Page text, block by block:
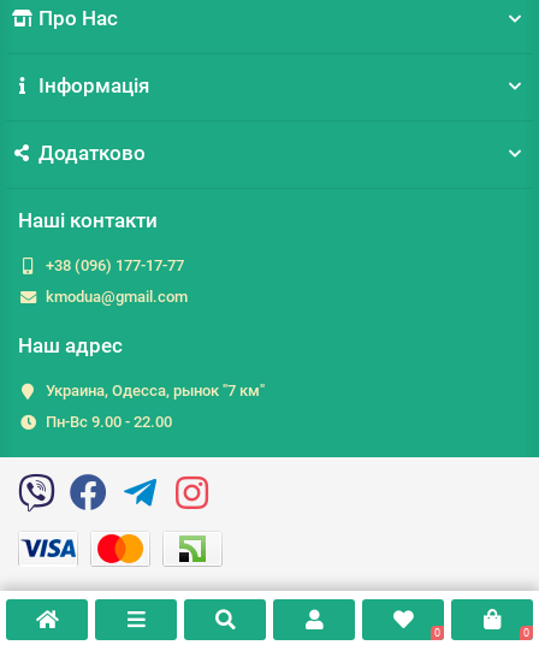
Про Нас
Інформація
Додатково
Наші контакти
+38 (096) 177-17-77
kmodua@gmail.com
Наш адрес
Украина, Одесса, рынок "7 км"
Пн-Вс 9.00 - 22.00
0 0